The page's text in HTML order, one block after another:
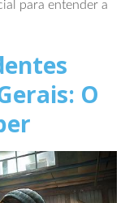
para entender a
O